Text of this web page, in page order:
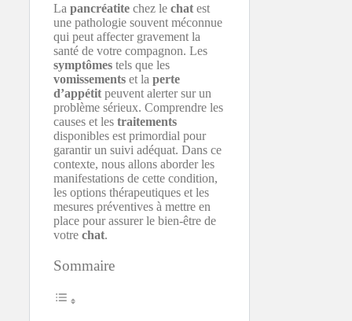
La pancréatite chez le chat est
une pathologie souvent méconnue
qui peut affecter gravement la
santé de votre compagnon. Les
symptômes tels que les
vomissements et la perte
d’appétit peuvent alerter sur un
problème sérieux. Comprendre les
causes et les traitements
disponibles est primordial pour
garantir un suivi adéquat. Dans ce
contexte, nous allons aborder les
manifestations de cette condition,
les options thérapeutiques et les
mesures préventives à mettre en
place pour assurer le bien-être de
votre chat.
Sommaire